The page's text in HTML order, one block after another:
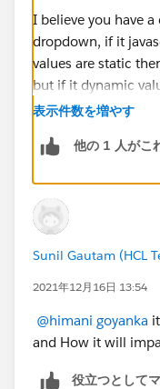
I believe you have
dropdown, if it
values are static
but if it dynamic
it may have some
表示件数を増やす
他の 1 人がこ
Sunil Gautam (HCL
2021年12月16日 13:54
@himani goyanka
and How it will
役立つとして